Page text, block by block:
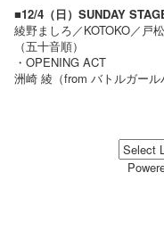
■12/4（日）SUNDAY
綾野ましろ／KOTOKO／戸
（五十音順）
・OPENING ACT
洲崎 綾（from バトルガー